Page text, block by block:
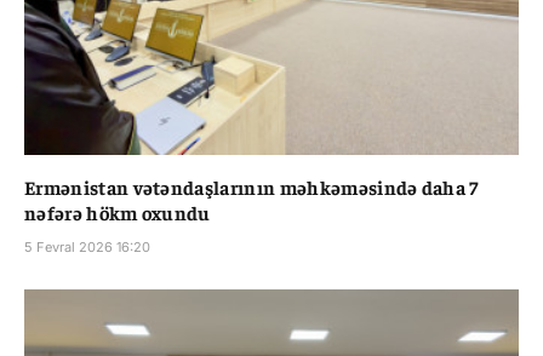
Ermənistan vətəndaşlarının məhkəməsində daha 7
nəfərə hökm oxundu
5 Fevral 2026 16:20